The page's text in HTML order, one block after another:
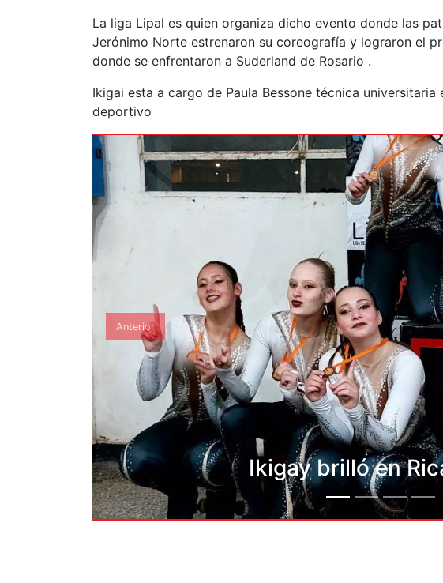
La liga Lipal es quien organiza dicho evento donde las
Jerónimo Norte estrenaron su coreografía y lograron el
donde se enfrentaron a Suderland de Rosario .
Ikigai esta a cargo de Paula Bessone técnica
deportivo
Ricardone
Anterior